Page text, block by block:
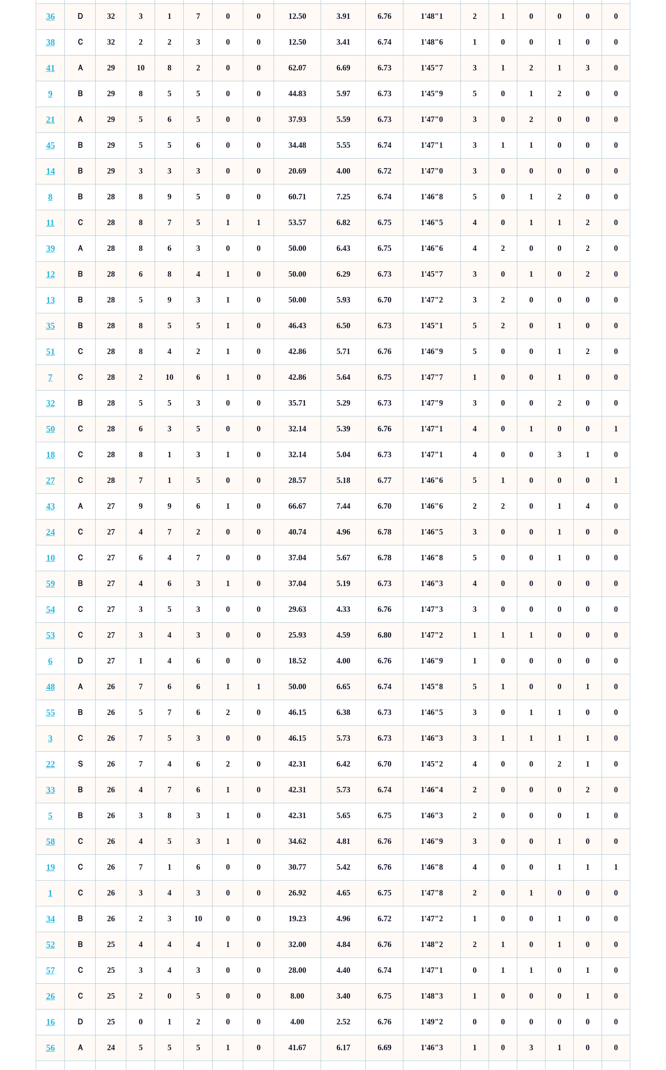
36 Ｄ 32 3 1 7 0 0 12.50 3.91 6.76 1'48"1 2 1 0 0 0 0
38 Ｃ 32 2 2 3 0 0 12.50 3.41 6.74 1'48"6 1 0 0 1 0 0
41 Ａ 29 10 8 2 0 0 62.07 6.69 6.73 1'45"7 3 1 2 1 3 0
9 Ｂ 29 8 5 5 0 0 44.83 5.97 6.73 1'45"9 5 0 1 2 0 0
21 Ａ 29 5 6 5 0 0 37.93 5.59 6.73 1'47"0 3 0 2 0 0 0
45 Ｂ 29 5 5 6 0 0 34.48 5.55 6.74 1'47"1 3 1 1 0 0 0
14 Ｂ 29 3 3 3 0 0 20.69 4.00 6.72 1'47"0 3 0 0 0 0 0
8 Ｂ 28 8 9 5 0 0 60.71 7.25 6.74 1'46"8 5 0 1 2 0 0
11 Ｃ 28 8 7 5 1 1 53.57 6.82 6.75 1'46"5 4 0 1 1 2 0
39 Ａ 28 8 6 3 0 0 50.00 6.43 6.75 1'46"6 4 2 0 0 2 0
12 Ｂ 28 6 8 4 1 0 50.00 6.29 6.73 1'45"7 3 0 1 0 2 0
13 Ｂ 28 5 9 3 1 0 50.00 5.93 6.70 1'47"2 3 2 0 0 0 0
35 Ｂ 28 8 5 5 1 0 46.43 6.50 6.73 1'45"1 5 2 0 1 0 0
51 Ｃ 28 8 4 2 1 0 42.86 5.71 6.76 1'46"9 5 0 0 1 2 0
7 Ｃ 28 2 10 6 1 0 42.86 5.64 6.75 1'47"7 1 0 0 1 0 0
32 Ｂ 28 5 5 3 0 0 35.71 5.29 6.73 1'47"9 3 0 0 2 0 0
50 Ｃ 28 6 3 5 0 0 32.14 5.39 6.76 1'47"1 4 0 1 0 0 1
18 Ｃ 28 8 1 3 1 0 32.14 5.04 6.73 1'47"1 4 0 0 3 1 0
27 Ｃ 28 7 1 5 0 0 28.57 5.18 6.77 1'46"6 5 1 0 0 0 1
43 Ａ 27 9 9 6 1 0 66.67 7.44 6.70 1'46"6 2 2 0 1 4 0
24 Ｃ 27 4 7 2 0 0 40.74 4.96 6.78 1'46"5 3 0 0 1 0 0
10 Ｃ 27 6 4 7 0 0 37.04 5.67 6.78 1'46"8 5 0 0 1 0 0
59 Ｂ 27 4 6 3 1 0 37.04 5.19 6.73 1'46"3 4 0 0 0 0 0
54 Ｃ 27 3 5 3 0 0 29.63 4.33 6.76 1'47"3 3 0 0 0 0 0
53 Ｃ 27 3 4 3 0 0 25.93 4.59 6.80 1'47"2 1 1 1 0 0 0
6 Ｄ 27 1 4 6 0 0 18.52 4.00 6.76 1'46"9 1 0 0 0 0 0
48 Ａ 26 7 6 6 1 1 50.00 6.65 6.74 1'45"8 5 1 0 0 1 0
55 Ｂ 26 5 7 6 2 0 46.15 6.38 6.73 1'46"5 3 0 1 1 0 0
3 Ｃ 26 7 5 3 0 0 46.15 5.73 6.73 1'46"3 3 1 1 1 1 0
22 Ｓ 26 7 4 6 2 0 42.31 6.42 6.70 1'45"2 4 0 0 2 1 0
33 Ｂ 26 4 7 6 1 0 42.31 5.73 6.74 1'46"4 2 0 0 0 2 0
5 Ｂ 26 3 8 3 1 0 42.31 5.65 6.75 1'46"3 2 0 0 0 1 0
58 Ｃ 26 4 5 3 1 0 34.62 4.81 6.76 1'46"9 3 0 0 1 0 0
19 Ｃ 26 7 1 6 0 0 30.77 5.42 6.76 1'46"8 4 0 0 1 1 1
1 Ｃ 26 3 4 3 0 0 26.92 4.65 6.75 1'47"8 2 0 1 0 0 0
34 Ｂ 26 2 3 10 0 0 19.23 4.96 6.72 1'47"2 1 0 0 1 0 0
52 Ｂ 25 4 4 4 1 0 32.00 4.84 6.76 1'48"2 2 1 0 1 0 0
57 Ｃ 25 3 4 3 0 0 28.00 4.40 6.74 1'47"1 0 1 1 0 1 0
26 Ｃ 25 2 0 5 0 0 8.00 3.40 6.75 1'48"3 1 0 0 0 1 0
16 Ｄ 25 0 1 2 0 0 4.00 2.52 6.76 1'49"2 0 0 0 0 0 0
56 Ａ 24 5 5 5 1 0 41.67 6.17 6.69 1'46"3 1 0 3 1 0 0